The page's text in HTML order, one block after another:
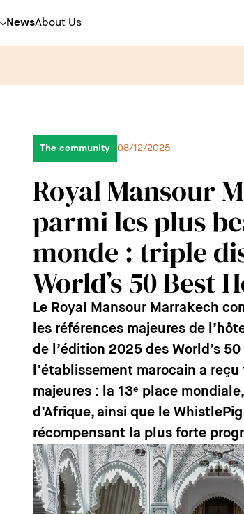
NewsAbout Us
The community 08/12/2025
Royal Mansour
parmi les plus
monde : triple
World’s 50 Best
Le Royal Mansour Marrakech
les références majeures de
de l’édition 2025 des World’s
l’établissement marocain a
majeures : la 13ᵉ place
d’Afrique, ainsi que le
récompensant la plus forte